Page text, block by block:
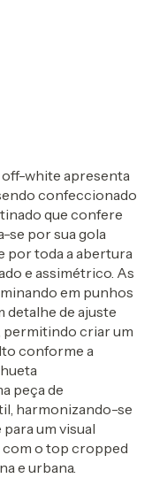
white apresenta
confeccionado
que confere
se por sua gola
por toda a abertura
e assimétrico. As
em punhos
detalhe de ajuste
permitindo criar um
conforme a
peça de
harmonizando-se
um visual
o top cropped
e urbana.